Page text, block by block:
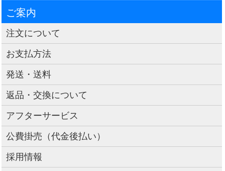
ご案内
注文について
お支払方法
発送・送料
返品・交換について
アフターサービス
公費掛売（代金後払い）
採用情報